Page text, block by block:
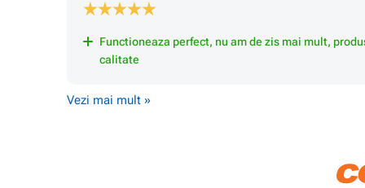
Functioneaza perfect, nu am de zis mai mult,
calitate
Vezi mai mult »